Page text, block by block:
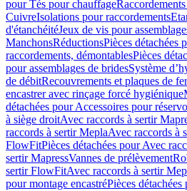
pour Tés pour chauffage
CuivreIsolations pour raccordements
d'étanchéitéJeux de vis pour
ManchonsRéductionsPièces détachées
raccordements, démontablesPièces
pour assemblages de bridesSystème
de débitRecouvrements et plaques de
encastrer avec rinçage forcé hygiénique
détachées pour Accessoires pour
à siège droitAvec raccords à sertir
raccords à sertir MeplaAvec raccords à
FlowFitPièces détachées pour Avec
sertir MapressVannes de prélèvement
sertir FlowFitAvec raccords à sertir
pour montage encastréPièces